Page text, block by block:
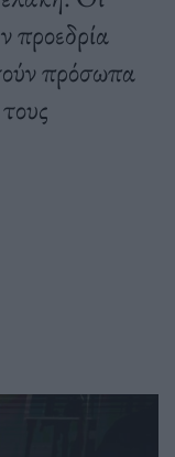
προεδρία
πρόσωπα